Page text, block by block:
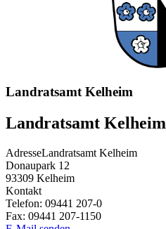
Landratsamt Kelheim
Landratsamt Kelheim
AdresseLandratsamt Kelheim
Donaupark 12
93309 Kelheim
Kontakt
Telefon: 09441 207-0
Fax: 09441 207-1150